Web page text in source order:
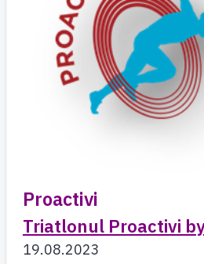
Proactivi
Triatlonul Proactivi
19.08.2023